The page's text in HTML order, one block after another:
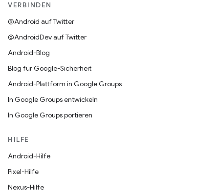
VERBINDEN
@Android auf Twitter
@AndroidDev auf Twitter
Android-Blog
Blog für Google-Sicherheit
Android-Plattform in Google Groups
In Google Groups entwickeln
In Google Groups portieren
HILFE
Android-Hilfe
Pixel-Hilfe
Nexus-Hilfe